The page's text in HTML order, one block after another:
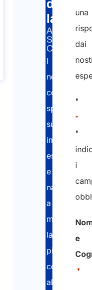
A&P
SERVIZIO
del
lavoro
I
nostri
consulenti
supportano
imprese
estere
e
nazionali
a
mantenere
la
piena
conformità
alle
una
dai
"
*
"
i
e
*